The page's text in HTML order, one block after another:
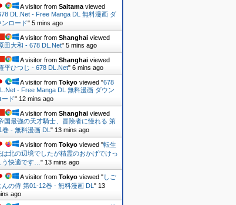
A visitor from Saitamaviewed
DL.Net - Free Manga DL 無料漫画 ダ
ンロード" 5 mins ago
A visitor from Shanghaiviewed
田大和 - 678 DL.Net" 5 mins ago
A visitor from Shanghaiviewed
平ひつじ - 678 DL.Net" 6 mins ago
A visitor from Tokyoviewed "678
- Free Manga DL 無料漫画 ダウン
ード" 12 mins ago
A visitor from Shanghaiviewed
国最強の天才騎士、冒険者に憧れる 第
巻 - 無料漫画 DL " 13 mins ago
A visitor from Tokyoviewed "転生
は北の辺境でしたが精霊のおかげでけっ
う快適です… " 13 mins ago
A visitor from Tokyoviewed "しご
んの侍 第01-12巻 - 無料漫画 DL " 13
ago